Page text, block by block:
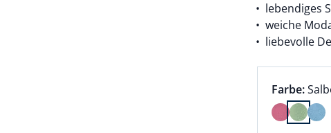
lebendiges
weiche
liebevolle
Farbe:
Farbe